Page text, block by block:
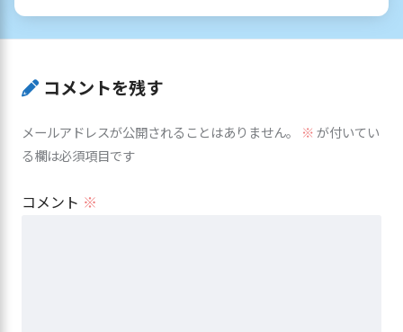
コメントを残す
メールアドレスが公開されることはありません。 ※が付いてい
る欄は必須項目です
コメント ※